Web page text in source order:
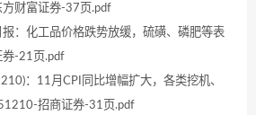
财富证券-37页.pdf
：化工品价格跌势放缓，硫磺、磷肥等表
-21页.pdf
：11月CPI同比增幅扩大，各类挖机、
招商证券-31页.pdf